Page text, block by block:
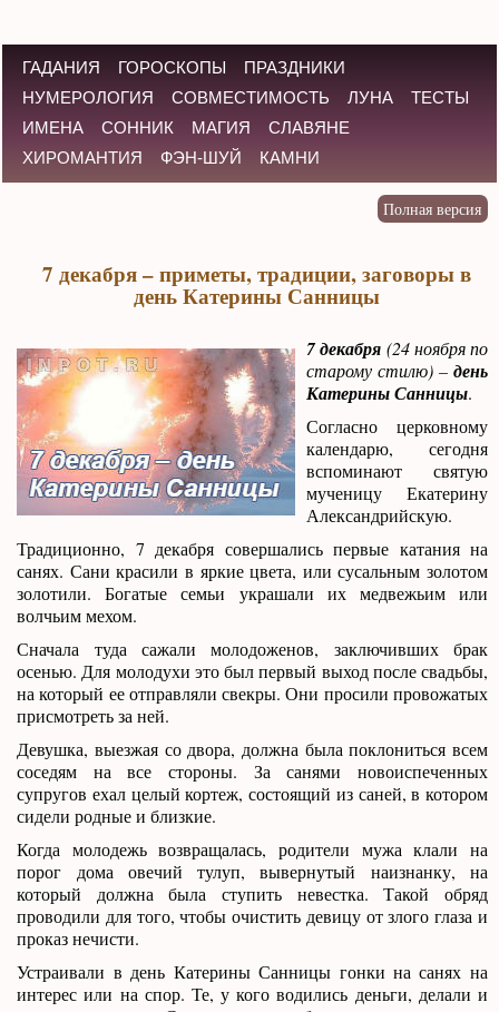
ГАДАНИЯ ГОРОСКОПЫ
ПРАЗДНИКИ
НУМЕРОЛОГИЯ
СОВМЕСТИМОСТЬ ЛУНА
ТЕСТЫ
ИМЕНА
СОННИК МАГИЯ
СЛАВЯНЕ
ХИРОМАНТИЯ
ФЭН-ШУЙ КАМНИ
7 декабря – приметы, традиции, заговоры в
день Катерины Санницы
7 декабря (24 ноября по
старому стилю) – день
Катерины Санницы.
Согласно церковному
календарю, сегодня
вспоминают святую
мученицу Екатерину
Александрийскую.
Традиционно, 7 декабря совершались первые катания на
санях. Сани красили в яркие цвета, или сусальным золотом
золотили. Богатые семьи украшали их медвежьим или
волчьим мехом.
Сначала туда сажали молодоженов, заключивших брак
осенью. Для молодухи это был первый выход после свадьбы,
на который ее отправляли свекры. Они просили провожатых
присмотреть за ней.
Девушка, выезжая со двора, должна была поклониться всем
соседям на все стороны. За санями новоиспеченных
супругов ехал целый кортеж, состоящий из саней, в котором
сидели родные и близкие.
Когда молодежь возвращалась, родители мужа клали на
порог дома овечий тулуп, вывернутый наизнанку, на
который должна была ступить невестка. Такой обряд
проводили для того, чтобы очистить девицу от злого глаза и
проказ нечисти.
Устраивали в день Катерины Санницы гонки на санях на
интерес или на спор. Те, у кого водились деньги, делали и